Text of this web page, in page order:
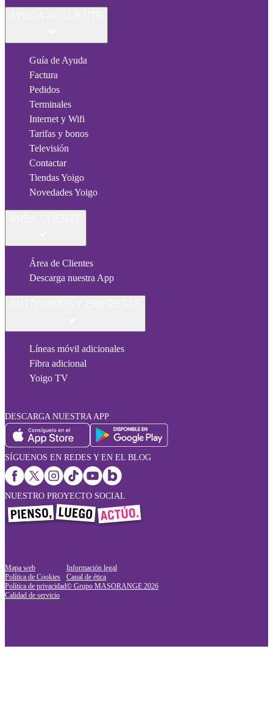
Guía de Ayuda
Factura
Pedidos
Terminales
Internet y Wifi
Tarifas y bonos
Televisión
Contactar
Tiendas Yoigo
Novedades Yoigo
Área de Clientes
Descarga nuestra App
Líneas móvil adicionales
Fibra adicional
Yoigo TV
DESCARGA NUESTRA APP
SÍGUENOS EN REDES Y EN EL BLOG
NUESTRO PROYECTO SOCIAL
Mapa web
Política de Cookies
Política de privacidad
Calidad de servicio
Información legal
Canal de ética
© Grupo MASORANGE 2026